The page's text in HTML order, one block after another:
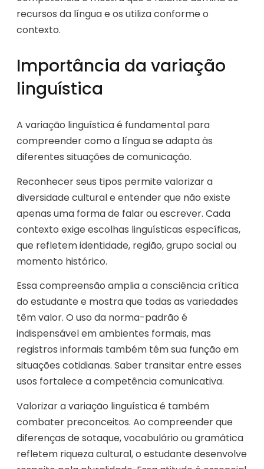
recursos da língua e os utiliza conforme o
contexto.
Importância da variação
linguística
A variação linguística é fundamental para
compreender como a língua se adapta às
diferentes situações de comunicação.
Reconhecer seus tipos permite valorizar a
diversidade cultural e entender que não existe
apenas uma forma de falar ou escrever. Cada
contexto exige escolhas linguísticas específicas,
que refletem identidade, região, grupo social ou
momento histórico.
Essa compreensão amplia a consciência crítica
do estudante e mostra que todas as variedades
têm valor. O uso da norma-padrão é
indispensável em ambientes formais, mas
registros informais também têm sua função em
situações cotidianas. Saber transitar entre esses
usos fortalece a competência comunicativa.
Valorizar a variação linguística é também
combater preconceitos. Ao compreender que
diferenças de sotaque, vocabulário ou gramática
refletem riqueza cultural, o estudante desenvolve